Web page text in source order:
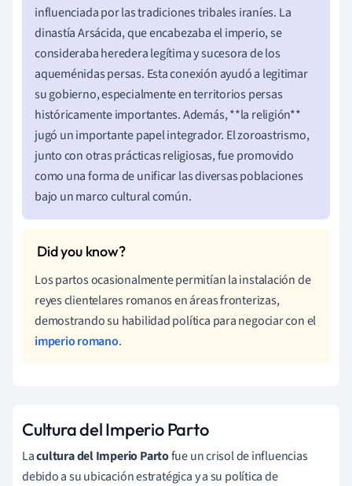
influenciada por las tradiciones tribales iraníes. La
dinastía Arsácida, que encabezaba el imperio, se
consideraba heredera legítima y sucesora de los
aqueménidas persas. Esta conexión ayudó a legitimar
su gobierno, especialmente en territorios persas
históricamente importantes. Además, **la religión**
jugó un importante papel integrador. El zoroastrismo,
junto con otras prácticas religiosas, fue promovido
como una forma de unificar las diversas poblaciones
bajo un marco cultural común.
Los partos ocasionalmente permitían la instalación de
reyes clientelares romanos en áreas fronterizas,
demostrando su habilidad política para negociar con el
imperio romano.
Cultura del Imperio Parto
Lacultura del Imperio Partofue un crisol de influencias
debido a su ubicación estratégica y a su política de